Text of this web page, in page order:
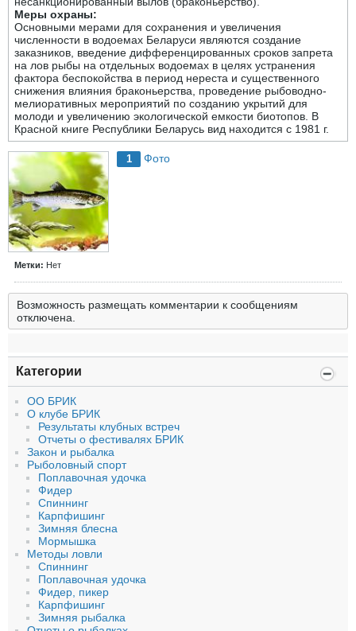
Меры охраны:
Основными мерами для сохранения и увеличения
численности в водоемах Беларуси являются создание
заказников, введение дифференцированных сроков запрета
на лов рыбы на отдельных водоемах в целях устранения
фактора беспокойства в период нереста и существенного
снижения влияния браконьерства, проведение рыбоводно-
мелиоративных мероприятий по созданию укрытий для
молоди и увеличению экологической емкости биотопов. В
Красной книге Республики Беларусь вид находится с 1981 г.
1 Фото
Метки: Нет
Возможность размещать комментарии к сообщениям
отключена.
Категории
ОО БРИК
О клубе БРИК
Результаты клубных встреч
Отчеты о фестивалях БРИК
Закон и рыбалка
Рыболовный спорт
Поплавочная удочка
Фидер
Спиннинг
Карпфишинг
Зимняя блесна
Мормышка
Методы ловли
Спиннинг
Поплавочная удочка
Фидер, пикер
Карпфишинг
Зимняя рыбалка